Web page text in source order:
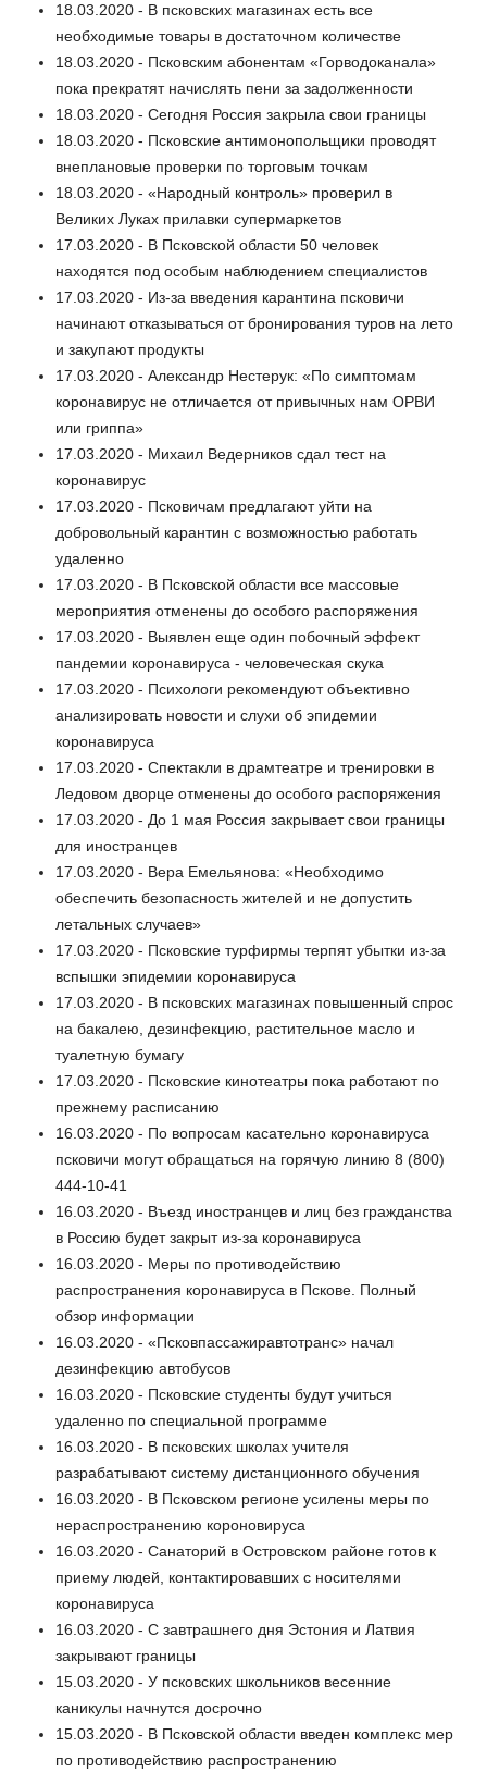
18.03.2020 - В псковских магазинах есть все
необходимые товары в достаточном количестве
18.03.2020 - Псковским абонентам «Горводоканала»
пока прекратят начислять пени за задолженности
18.03.2020 - Сегодня Россия закрыла свои границы
18.03.2020 - Псковские антимонопольщики проводят
внеплановые проверки по торговым точкам
18.03.2020 - «Народный контроль» проверил в
Великих Луках прилавки супермаркетов
17.03.2020 - В Псковской области 50 человек
находятся под особым наблюдением специалистов
17.03.2020 - Из-за введения карантина псковичи
начинают отказываться от бронирования туров на лето
и закупают продукты
17.03.2020 - Александр Нестерук: «По симптомам
коронавирус не отличается от привычных нам ОРВИ
или гриппа»
17.03.2020 - Михаил Ведерников сдал тест на
коронавирус
17.03.2020 - Псковичам предлагают уйти на
добровольный карантин с возможностью работать
удаленно
17.03.2020 - В Псковской области все массовые
мероприятия отменены до особого распоряжения
17.03.2020 - Выявлен еще один побочный эффект
пандемии коронавируса - человеческая скука
17.03.2020 - Психологи рекомендуют объективно
анализировать новости и слухи об эпидемии
коронавируса
17.03.2020 - Спектакли в драмтеатре и тренировки в
Ледовом дворце отменены до особого распоряжения
17.03.2020 - До 1 мая Россия закрывает свои границы
для иностранцев
17.03.2020 - Вера Емельянова: «Необходимо
обеспечить безопасность жителей и не допустить
летальных случаев»
17.03.2020 - Псковские турфирмы терпят убытки из-за
вспышки эпидемии коронавируса
17.03.2020 - В псковских магазинах повышенный спрос
на бакалею, дезинфекцию, растительное масло и
туалетную бумагу
17.03.2020 - Псковские кинотеатры пока работают по
прежнему расписанию
16.03.2020 - По вопросам касательно коронавируса
псковичи могут обращаться на горячую линию 8 (800)
444-10-41
16.03.2020 - Въезд иностранцев и лиц без гражданства
в Россию будет закрыт из-за коронавируса
16.03.2020 - Меры по противодействию
распространения коронавируса в Пскове. Полный
обзор информации
16.03.2020 - «Псковпассажиравтотранс» начал
дезинфекцию автобусов
16.03.2020 - Псковские студенты будут учиться
удаленно по специальной программе
16.03.2020 - В псковских школах учителя
разрабатывают систему дистанционного обучения
16.03.2020 - В Псковском регионе усилены меры по
нераспространению короновируса
16.03.2020 - Санаторий в Островском районе готов к
приему людей, контактировавших с носителями
коронавируса
16.03.2020 - С завтрашнего дня Эстония и Латвия
закрывают границы
15.03.2020 - У псковских школьников весенние
каникулы начнутся досрочно
15.03.2020 - В Псковской области введен комплекс мер
по противодействию распространению